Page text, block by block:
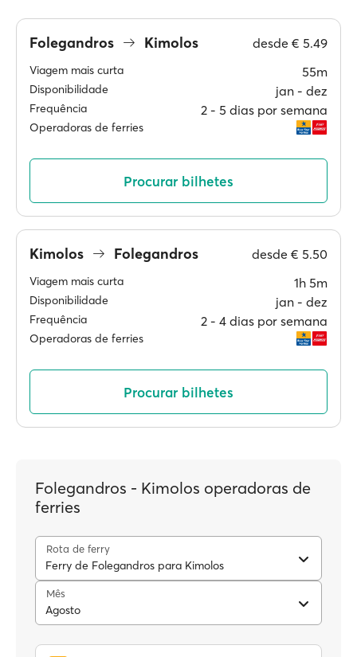
Folegandros Kimolos desde € 5.49
Viagem mais curta 55m
Disponibilidade jan ‐ dez
Frequência 2 ‐ 5 dias por semana
Operadoras de ferries
Procurar bilhetes
Kimolos Folegandros desde € 5.50
Viagem mais curta 1h 5m
Disponibilidade jan ‐ dez
Frequência 2 ‐ 4 dias por semana
Operadoras de ferries
Procurar bilhetes
Folegandros - Kimolos operadoras de
ferries
Rota de ferry
Ferry de Folegandros para Kimolos
Mês
Agosto